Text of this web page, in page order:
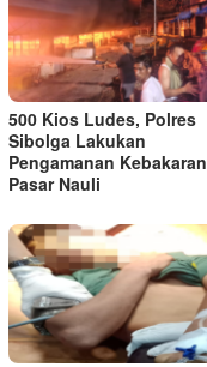
500 Kios Ludes, Polres
Sibolga Lakukan
Pengamanan Kebakaran
Pasar Nauli